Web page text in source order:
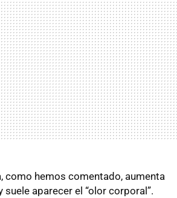
como hemos comentado, aumenta
aparecer el “olor corporal”.